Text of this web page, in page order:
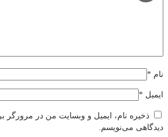
نام *
ایمیل *
ذخیره نام، ایمیل و وبسایت من در مرورگر
دیدگاهی می‌نویسم.